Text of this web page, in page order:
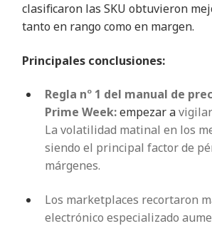
clasificaron las SKU obtuvieron
tanto en rango como en margen.
Principales conclusiones:
Regla nº 1 del manual de
Prime Week:empezar a
La volatilidad matinal en los
siendo el principal factor de
márgenes.
Los marketplaces recortaron
electrónico especializado